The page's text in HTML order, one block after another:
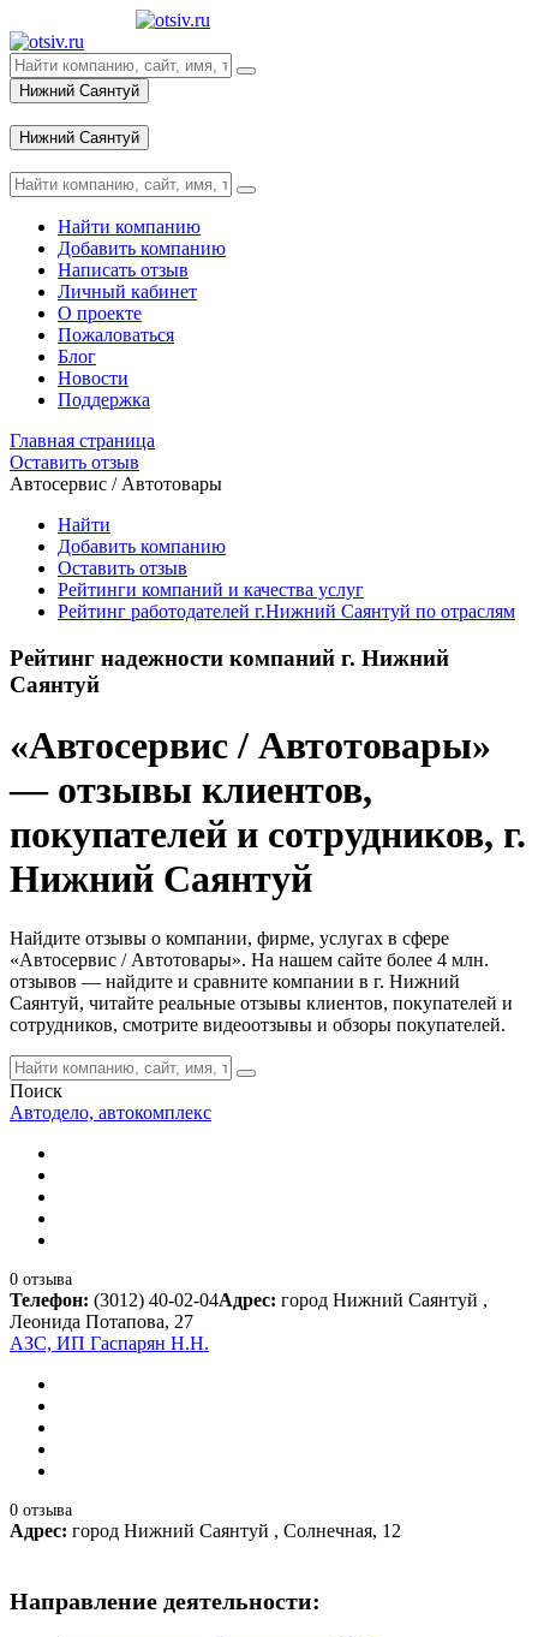
Нижний Саянтуй
Нижний Саянтуй
Найти компанию
Добавить компанию
Написать отзыв
Личный кабинет
О проекте
Пожаловаться
Блог
Новости
Поддержка
Главная страница
Оставить отзыв
Автосервис / Автотовары
Найти
Добавить компанию
Оставить отзыв
Рейтинги компаний и качества услуг
Рейтинг работодателей г.Нижний Саянтуй по отраслям
Рейтинг надежности компаний г. Нижний
Саянтуй
«Автосервис / Автотовары»
— отзывы клиентов,
покупателей и сотрудников, г.
Нижний Саянтуй
Найдите отзывы о компании, фирме, услугах в сфере
«Автосервис / Автотовары». На нашем сайте более 4 млн.
отзывов — найдите и сравните компании в г. Нижний
Саянтуй, читайте реальные отзывы клиентов, покупателей и
сотрудников, смотрите видеоотзывы и обзоры покупателей.
Поиск
Автодело, автокомплекс
0 отзыва
Телефон: (3012) 40-02-04Адрес: город Нижний Саянтуй ,
Леонида Потапова, 27
АЗС, ИП Гаспарян Н.Н.
0 отзыва
Адрес: город Нижний Саянтуй , Солнечная, 12
Направление деятельности: